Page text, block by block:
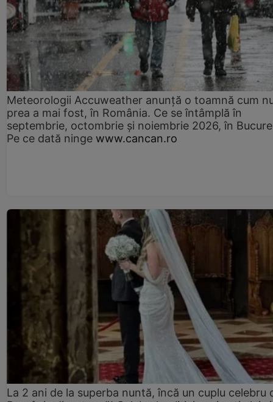
Meteorologii Accuweather anunță o toamnă cum
prea a mai fost, în România. Ce se întâmplă în
septembrie, octombrie și noiembrie 2026, în
Pe ce dată ninge www.cancan.ro
La 2 ani de la superba nuntă, încă un cuplu celebru